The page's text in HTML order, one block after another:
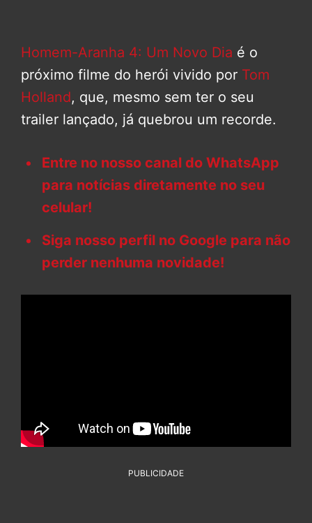
Homem-Aranha 4: Um Novo Dia é o
próximo filme do herói vivido por Tom
Holland, que, mesmo sem ter o seu
trailer lançado, já quebrou um recorde.
Entre no nosso canal do WhatsApp
para notícias diretamente no seu
celular!
Siga nosso perfil no Google para não
perder nenhuma novidade!
PUBLICIDADE